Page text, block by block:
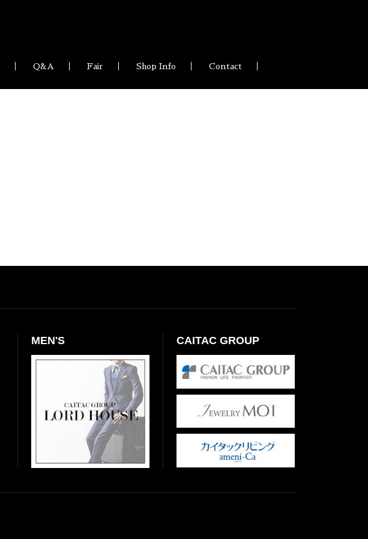
Q&A Fair Shop Info Contact
MEN'S CAITAC GROUP